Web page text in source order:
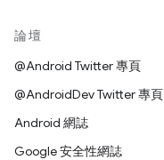
論壇
@Android Twitter 專頁
@AndroidDev Twitter 專頁
Android 網誌
Google 安全性網誌